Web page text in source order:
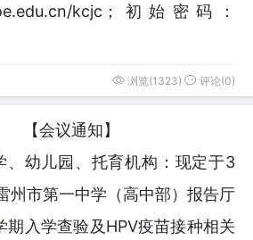
kcjc ；初始密码：
浏览(1323) 评论(0)
【会议通知】
、幼儿园、托育机构：现定于3
州市第一中学（高中部）报告厅
入学查验及HPV疫苗接种相关